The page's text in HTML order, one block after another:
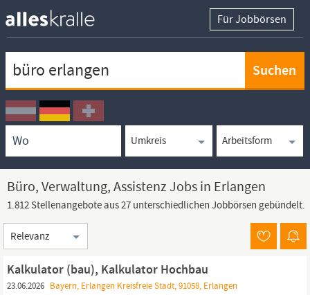
Für Jobbörsen
Ortssuche
Umkreissuche
Arbeitsform
Büro, Verwaltung, Assistenz Jobs in Erlangen
1.812 Stellenangebote aus 27 unterschiedlichen Jobbörsen gebündelt.
Sortierung
Kalkulator (bau), Kalkulator Hochbau
23.06.2026 Bayern, Erlangen Kreisfreie Stadt, 91058, Erlangen